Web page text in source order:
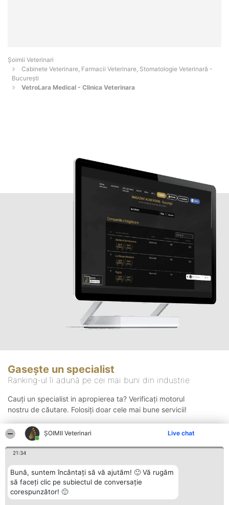
ȘOIMII Veterinari Live chat
21:34
Bună, suntem încântați să vă ajutăm! 🙂 Vă rugăm
să faceți clic pe subiectul de conversație
corespunzător! 🙂
Șoimii Veterinari
Cabinete Veterinare, Farmacii Veterinare, Stomatologie Veterinară -
Bucureşti
VetroLara Medical - Clinica Veterinara
Gasește un specialist
Ranking-ul îi adună pe cei mai buni din industrie
Cauți un specialist in apropierea ta? Verificați motorul
nostru de căutare. Folosiți doar cele mai bune servicii!